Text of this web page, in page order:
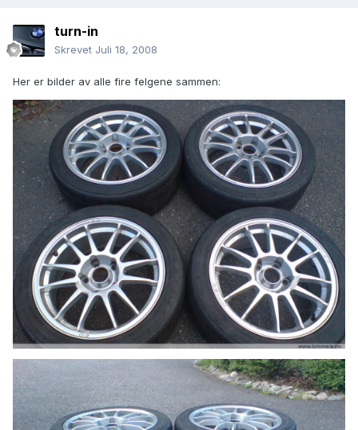
turn-in
Skrevet Juli 18, 2008
Her er bilder av alle fire felgene sammen: